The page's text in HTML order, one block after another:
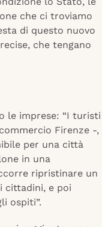
che ci troviamo
di questo nuovo
che tengano
le imprese: “I turisti
Firenze -,
per una città
in una
ripristinare un
cittadini, e poi
ospiti”.